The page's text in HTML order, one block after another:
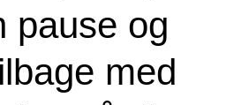
pause og
med